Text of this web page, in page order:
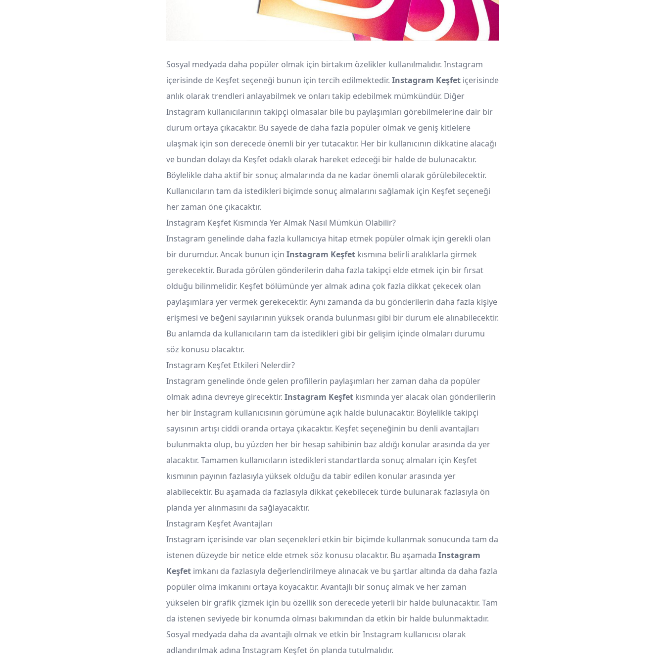
Sosyal medyada daha popüler olmak için birtakım özelikler kullanılmalıdır. Instagram
içerisinde de Keşfet seçeneği bunun için tercih edilmektedir. Instagram Keşfet içerisinde
anlık olarak trendleri anlayabilmek ve onları takip edebilmek mümkündür. Diğer
Instagram kullanıcılarının takipçi olmasalar bile bu paylaşımları görebilmelerine dair bir
durum ortaya çıkacaktır. Bu sayede de daha fazla popüler olmak ve geniş kitlelere
ulaşmak için son derecede önemli bir yer tutacaktır. Her bir kullanıcının dikkatine alacağı
ve bundan dolayı da Keşfet odaklı olarak hareket edeceği bir halde de bulunacaktır.
Böylelikle daha aktif bir sonuç almalarında da ne kadar önemli olarak görülebilecektir.
Kullanıcıların tam da istedikleri biçimde sonuç almalarını sağlamak için Keşfet seçeneği
her zaman öne çıkacaktır.
Instagram Keşfet Kısmında Yer Almak Nasıl Mümkün Olabilir?
Instagram genelinde daha fazla kullanıcıya hitap etmek popüler olmak için gerekli olan
bir durumdur. Ancak bunun için Instagram Keşfet kısmına belirli aralıklarla girmek
gerekecektir. Burada görülen gönderilerin daha fazla takipçi elde etmek için bir fırsat
olduğu bilinmelidir. Keşfet bölümünde yer almak adına çok fazla dikkat çekecek olan
paylaşımlara yer vermek gerekecektir. Aynı zamanda da bu gönderilerin daha fazla kişiye
erişmesi ve beğeni sayılarının yüksek oranda bulunması gibi bir durum ele alınabilecektir.
Bu anlamda da kullanıcıların tam da istedikleri gibi bir gelişim içinde olmaları durumu
söz konusu olacaktır.
Instagram Keşfet Etkileri Nelerdir?
Instagram genelinde önde gelen profillerin paylaşımları her zaman daha da popüler
olmak adına devreye girecektir. Instagram Keşfet kısmında yer alacak olan gönderilerin
her bir Instagram kullanıcısının görümüne açık halde bulunacaktır. Böylelikle takipçi
sayısının artışı ciddi oranda ortaya çıkacaktır. Keşfet seçeneğinin bu denli avantajları
bulunmakta olup, bu yüzden her bir hesap sahibinin baz aldığı konular arasında da yer
alacaktır. Tamamen kullanıcıların istedikleri standartlarda sonuç almaları için Keşfet
kısmının payının fazlasıyla yüksek olduğu da tabir edilen konular arasında yer
alabilecektir. Bu aşamada da fazlasıyla dikkat çekebilecek türde bulunarak fazlasıyla ön
planda yer alınmasını da sağlayacaktır.
Instagram Keşfet Avantajları
Instagram içerisinde var olan seçenekleri etkin bir biçimde kullanmak sonucunda tam da
istenen düzeyde bir netice elde etmek söz konusu olacaktır. Bu aşamada Instagram
Keşfet imkanı da fazlasıyla değerlendirilmeye alınacak ve bu şartlar altında da daha fazla
popüler olma imkanını ortaya koyacaktır. Avantajlı bir sonuç almak ve her zaman
yükselen bir grafik çizmek için bu özellik son derecede yeterli bir halde bulunacaktır. Tam
da istenen seviyede bir konumda olması bakımından da etkin bir halde bulunmaktadır.
Sosyal medyada daha da avantajlı olmak ve etkin bir Instagram kullanıcısı olarak
adlandırılmak adına Instagram Keşfet ön planda tutulmalıdır.